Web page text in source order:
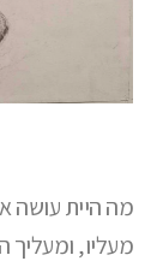
מה היית עושה
מעליו, ומעליך